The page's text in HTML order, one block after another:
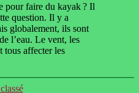
pour faire du kayak ? Il
question. Il y a
globalement, ils sont
l’eau. Le vent, les
tous affecter les
Catégories